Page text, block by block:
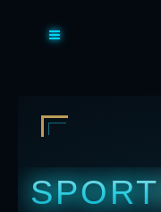
SPORT